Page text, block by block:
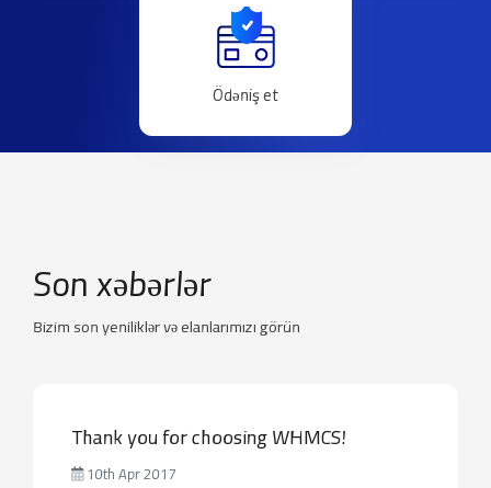
Ödəniş et
Son xəbərlər
Bizim son yeniliklər və elanlarımızı görün
Thank you for choosing WHMCS!
10th Apr 2017